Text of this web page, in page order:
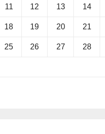
11 12 13 14
18 19 20 21
25 26 27 28